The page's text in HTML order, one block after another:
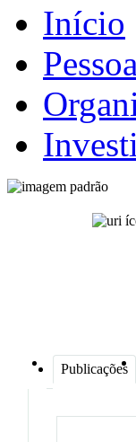
Início
Publicações